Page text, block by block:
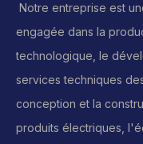
Notre entreprise est
engagée dans la
technologique, le
services techniques
conception et la
produits électriques,